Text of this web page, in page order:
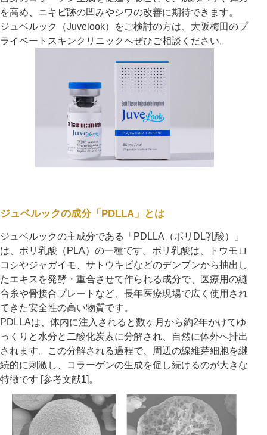
よくあるご質問
オンラインショップ
LINE予約 WEB予約
公式SNS
を高め、ニキビ跡の凹みやシワの改善に期待できます。
ジュベルック（Juvelook）をご検討の方は、大阪梅田のプ
ライベートスキンクリニックへぜひご相談ください。
ジュベルックの成分「PDLLA」とは
ジュベルックの主成分である「PDLLA（ポリDL乳酸）」
は、ポリ乳酸（PLA）の一種です。ポリ乳酸は、トウモロ
コシやジャガイモ、サトウキビなどのデンプンから抽出し
たエキスを発酵・重合させて作られる成分で、医療用の縫
合糸や骨接合プレートなど、長年医療現場で広く使用され
てきた安全性の高い物質です。
PDLLAは、体内に注入されると数ヶ月から約2年かけてゆ
っくりと水分と二酸化炭素に分解され、自然に体外へ排出
されます。この分解される過程で、周辺の線維芽細胞を継
続的に刺激し、コラーゲンの生成を促し続けるのが大きな
特徴です [参考文献1]。